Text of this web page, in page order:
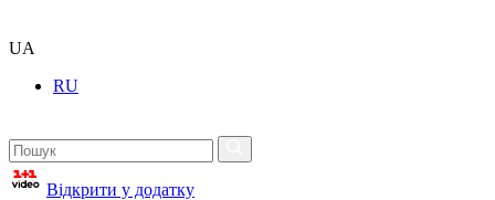
UA
RU
Відкрити у додатку